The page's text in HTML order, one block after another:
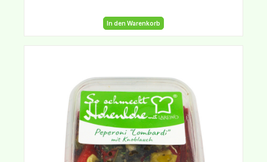
In den Warenkorb